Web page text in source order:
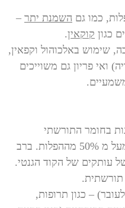
כמו גם השמנת יתר –
קוקאין.
שימוש באלכוהול וקפאין,
בזמן ההפריה) ואי פריון גם משוייכים
בחומר התורשתי
(כרומוזומים). קבוצה זו אחראי למעל מ 50% מההפלות. ברב
עותקים של הקוד הגנטי.
תורשתית.
– כגון תרופות,